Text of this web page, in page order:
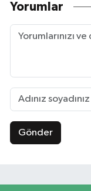
Yorumlar
Gönder